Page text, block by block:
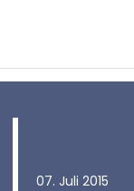
07. Juli 2015